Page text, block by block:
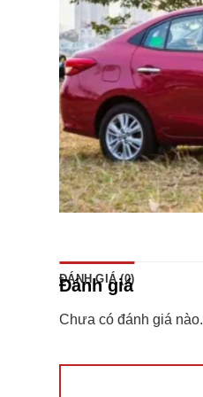
ĐÁNH GIÁ (0)
Đánh giá
Chưa có đánh giá nào.